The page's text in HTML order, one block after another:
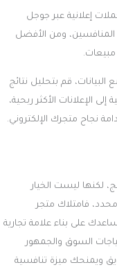
إعلانية عبر جوجل
ومن الأفضل
مبيعات.
البيانات، قم بتحليل نتائج
الإعلانات الأكثر ربحية،
لكنها ليست الخيار
فامتلاك متجر
على بناء علامة تجارية
السوق والجمهور
ويمنحك ميزة تنافسية